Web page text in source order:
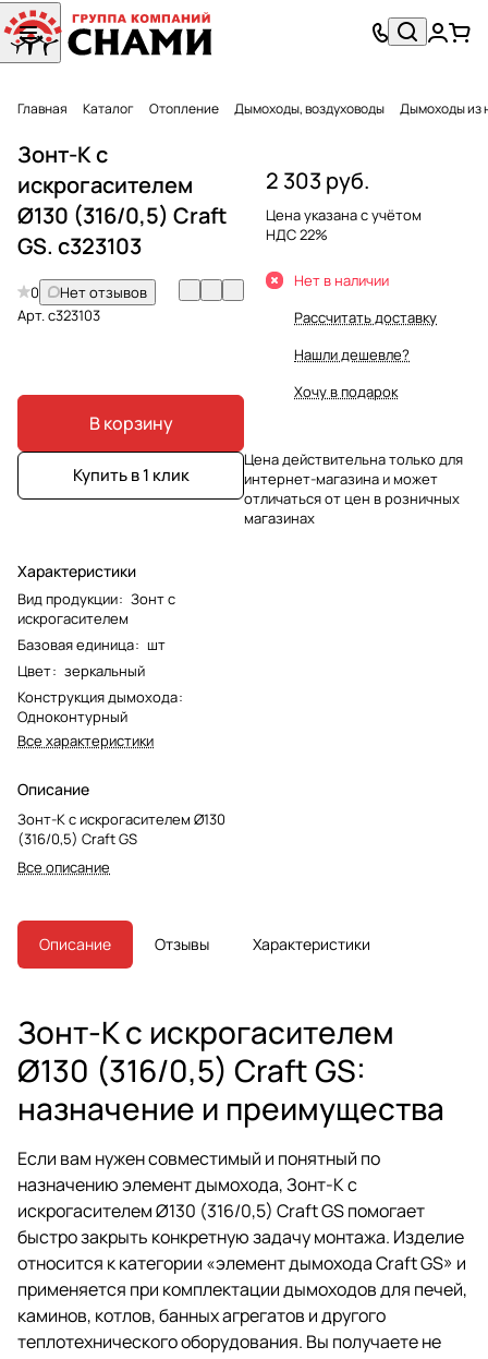
Главная Каталог Отопление Дымоходы, воздуховоды Дымоходы из
Зонт-К с
искрогасителем
Ø130 (316/0,5) Craft
GS. c323103
0
Нет отзывов
Арт.c323103
В корзину
Купить в 1 клик
Характеристики
Вид продукции: Зонт с
искрогасителем
Базовая единица: шт
Цвет: зеркальный
Конструкция дымохода:
Одноконтурный
Все характеристики
Описание
Зонт-К с искрогасителем Ø130
(316/0,5) Craft GS
Все описание
2 303 руб.
Цена указана с учётом
НДС 22%
Нет в наличии
Рассчитать доставку
Нашли дешевле?
Хочу в подарок
Цена действительна только для
интернет-магазина и может
отличаться от цен в розничных
магазинах
Описание Отзывы Характеристики
Зонт-К с искрогасителем
Ø130 (316/0,5) Craft GS:
назначение и преимущества
Если вам нужен совместимый и понятный по
назначению элемент дымохода, Зонт-К с
искрогасителем Ø130 (316/0,5) Craft GS помогает
быстро закрыть конкретную задачу монтажа. Изделие
относится к категории «элемент дымохода Craft GS» и
применяется при комплектации дымоходов для печей,
каминов, котлов, банных агрегатов и другого
теплотехнического оборудования. Вы получаете не